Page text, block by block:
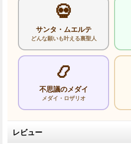
💀
サンタ・ムエルテ
どんな願いも叶える裏聖人
📿
不思議のメダイ
メダイ・ロザリオ
レビュー